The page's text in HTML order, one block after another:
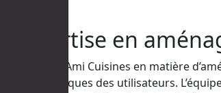
L’expertise en
L’expertise d’Ami Cuisines en matière
besoins pratiques des utilisateurs.